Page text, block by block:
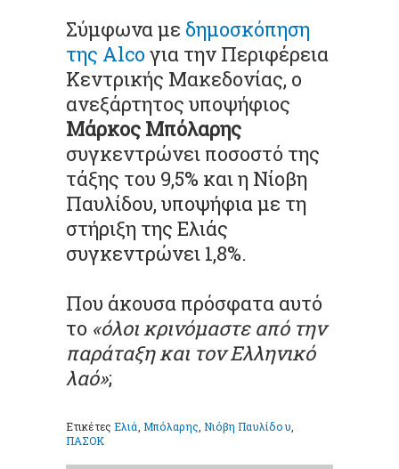
Σύμφωνα με δημοσκόπηση
της Alco για την Περιφέρεια
Κεντρικής Μακεδονίας, ο
ανεξάρτητος υποψήφιος
Μάρκος Μπόλαρης
συγκεντρώνει ποσοστό της
τάξης του 9,5% και η Νίοβη
Παυλίδου, υποψήφια με τη
στήριξη της Ελιάς
συγκεντρώνει 1,8%.
Που άκουσα πρόσφατα αυτό
το «όλοι κρινόμαστε από την
παράταξη και τον Ελληνικό
λαό»;
ΕτικέτεςΕλιά Μπόλαρης ,Νιόβη Παυλίδου
ΠΑΣΟΚ